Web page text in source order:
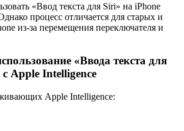
«Ввод текста для Siri» на iPhone
процесс отличается для старых и
из-за перемещения переключателя и
«Ввода текста для
Apple Intelligence
Apple Intelligence: